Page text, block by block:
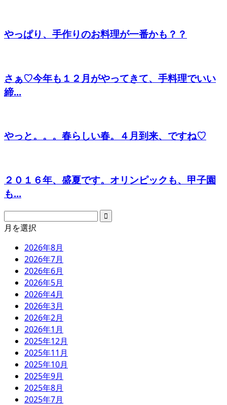
やっぱり、手作りのお料理が一番かも？？
さぁ♡今年も１２月がやってきて、手料理でいい
締...
やっと。。。春らしい春。４月到来、ですね♡
２０１６年、盛夏です。オリンピックも、甲子園
も...
月を選択
2026年8月
2026年7月
2026年6月
2026年5月
2026年4月
2026年3月
2026年2月
2026年1月
2025年12月
2025年11月
2025年10月
2025年9月
2025年8月
2025年7月